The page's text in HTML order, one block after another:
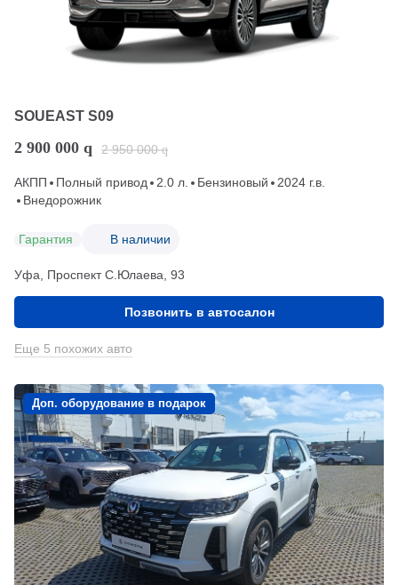
SOUEAST S09
2 900 000 q 2 950 000 q
АКПП Полный привод 2.0 л. Бензиновый
2024 г.в.
Внедорожник
Гарантия В наличии
Уфа, Проспект С.Юлаева, 93
Позвонить в автосалон
Еще 5 похожих авто
Доп. оборудование в подарок